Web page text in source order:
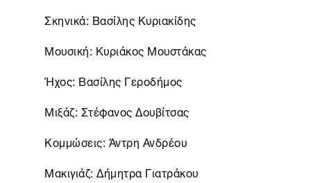
Σκηνικά: Βασίλης Κυριακίδης
Μουσική: Κυριάκος Μουστάκας
Ήχος: Βασίλης Γεροδήμος
Μιξάζ: Στέφανος Δουβίτσας
Κομμώσεις: Άντρη Ανδρέου
Μακιγιάζ: Δήμητρα Γιατράκου